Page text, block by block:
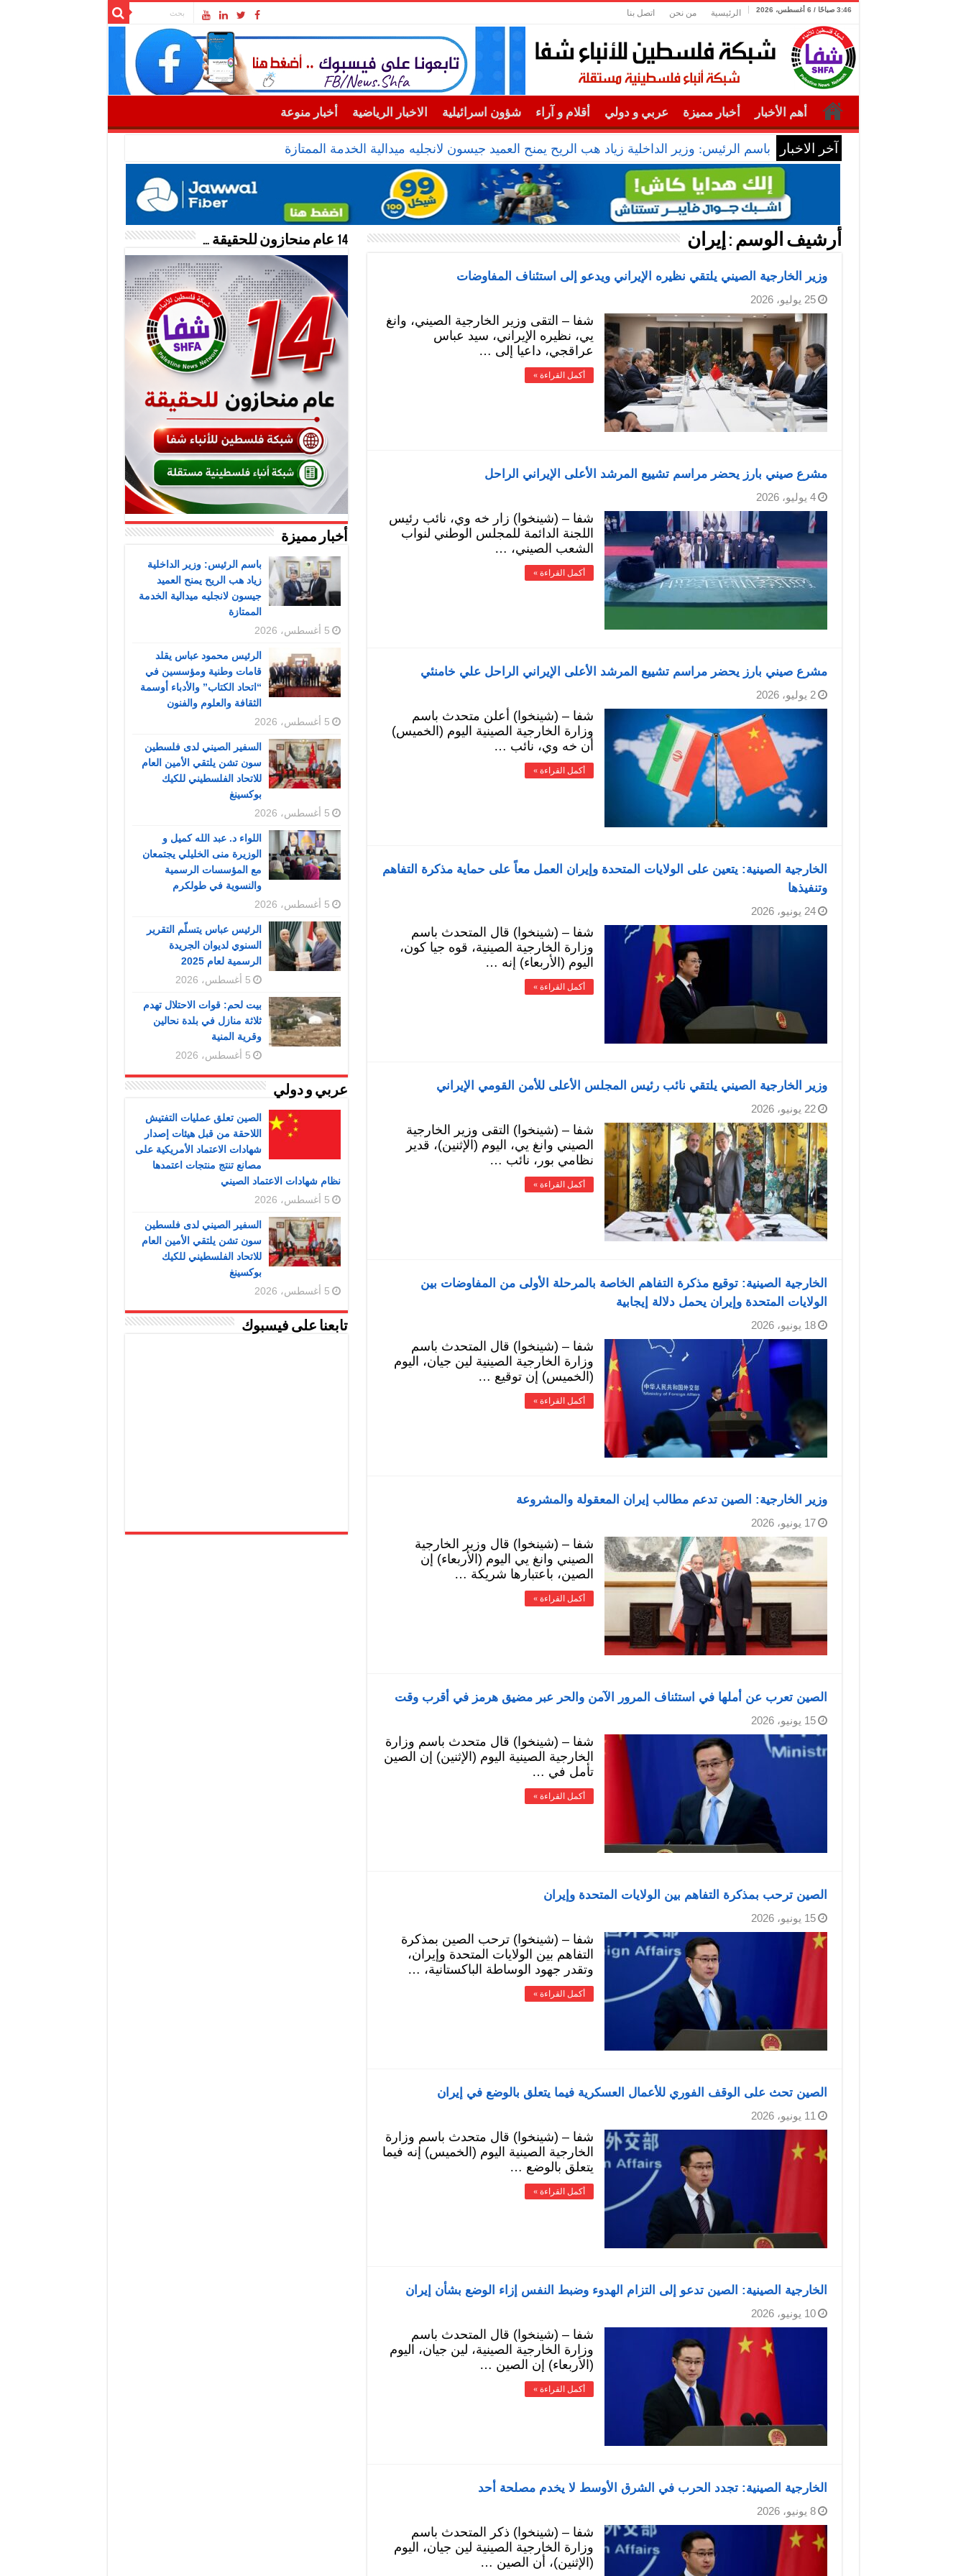
3:46 صباحًا / 6 أغسطس، 2026 الرئيسية من نحن اتصل بنا
أهم الأخبار أخبار مميزة عربي و دولي أقلام و آراء شؤون اسرائيلية الاخبار الرياضية أخبار منوعة
آخر الاخبار باسم الرئيس: وزير الداخلية زياد هب الريح يمنح العميد جيسون لانجليه ميدالية الخدمة الممتازة
أرشيف الوسم :إيران
وزير الخارجية الصيني يلتقي نظيره الإيراني ويدعو إلى استئناف المفاوضات
25 يوليو، 2026
شفا – التقى وزير الخارجية الصيني، وانغ
يي، نظيره الإيراني، سيد عباس
عراقجي، داعيا إلى …
أكمل القراءة »
مشرع صيني بارز يحضر مراسم تشييع المرشد الأعلى الإيراني الراحل
4 يوليو، 2026
شفا – (شينخوا) زار خه وي، نائب رئيس
اللجنة الدائمة للمجلس الوطني لنواب
الشعب الصيني، …
أكمل القراءة »
مشرع صيني بارز يحضر مراسم تشييع المرشد الأعلى الإيراني الراحل علي خامنئي
2 يوليو، 2026
شفا – (شينخوا) أعلن متحدث باسم
وزارة الخارجية الصينية اليوم (الخميس)
أن خه وي، نائب …
أكمل القراءة »
الخارجية الصينية: يتعين على الولايات المتحدة وإيران العمل معاً على حماية مذكرة التفاهم
وتنفيذها
24 يونيو، 2026
شفا – (شينخوا) قال المتحدث باسم
وزارة الخارجية الصينية، قوه جيا كون،
اليوم (الأربعاء) إنه …
أكمل القراءة »
وزير الخارجية الصيني يلتقي نائب رئيس المجلس الأعلى للأمن القومي الإيراني
22 يونيو، 2026
شفا – (شينخوا) التقى وزير الخارجية
الصيني وانغ يي، اليوم (الإثنين)، قدير
نظامي بور، نائب …
أكمل القراءة »
الخارجية الصينية: توقيع مذكرة التفاهم الخاصة بالمرحلة الأولى من المفاوضات بين
الولايات المتحدة وإيران يحمل دلالة إيجابية
18 يونيو، 2026
شفا – (شينخوا) قال المتحدث باسم
وزارة الخارجية الصينية لين جيان، اليوم
(الخميس) إن توقيع …
أكمل القراءة »
وزير الخارجية: الصين تدعم مطالب إيران المعقولة والمشروعة
17 يونيو، 2026
شفا – (شينخوا) قال وزير الخارجية
الصيني وانغ يي اليوم (الأربعاء) إن
الصين، باعتبارها شريكة …
أكمل القراءة »
الصين تعرب عن أملها في استئناف المرور الآمن والحر عبر مضيق هرمز في أقرب وقت
15 يونيو، 2026
شفا – (شينخوا) قال متحدث باسم وزارة
الخارجية الصينية اليوم (الإثنين) إن الصين
تأمل في …
أكمل القراءة »
الصين ترحب بمذكرة التفاهم بين الولايات المتحدة وإيران
15 يونيو، 2026
شفا – (شينخوا) ترحب الصين بمذكرة
التفاهم بين الولايات المتحدة وإيران،
وتقدر جهود الوساطة الباكستانية، …
أكمل القراءة »
الصين تحث على الوقف الفوري للأعمال العسكرية فيما يتعلق بالوضع في إيران
11 يونيو، 2026
شفا – (شينخوا) قال متحدث باسم وزارة
الخارجية الصينية اليوم (الخميس) إنه فيما
يتعلق بالوضع …
أكمل القراءة »
الخارجية الصينية: الصين تدعو إلى التزام الهدوء وضبط النفس إزاء الوضع بشأن إيران
10 يونيو، 2026
شفا – (شينخوا) قال المتحدث باسم
وزارة الخارجية الصينية، لين جيان، اليوم
(الأربعاء) إن الصين …
أكمل القراءة »
الخارجية الصينية: تجدد الحرب في الشرق الأوسط لا يخدم مصلحة أحد
8 يونيو، 2026
شفا – (شينخوا) ذكر المتحدث باسم
وزارة الخارجية الصينية لين جيان، اليوم
(الإثنين)، أن الصين …
14 عام منحازون للحقيقة …
أخبار مميزة
باسم الرئيس: وزير الداخلية
زياد هب الريح يمنح العميد
جيسون لانجليه ميدالية الخدمة
الممتازة
5 أغسطس، 2026
الرئيس محمود عباس يقلد
قامات وطنية ومؤسسين في
“اتحاد الكتاب” والأدباء أوسمة
الثقافة والعلوم والفنون
5 أغسطس، 2026
السفير الصيني لدى فلسطين
سون تشن يلتقي الأمين العام
للاتحاد الفلسطيني للكيك
بوكسينغ
5 أغسطس، 2026
اللواء د. عبد الله كميل و
الوزيرة منى الخليلي يجتمعان
مع المؤسسات الرسمية
والنسوية في طولكرم
5 أغسطس، 2026
الرئيس عباس يتسلّم التقرير
السنوي لديوان الجريدة
الرسمية لعام 2025
5 أغسطس، 2026
بيت لحم: قوات الاحتلال تهدم
ثلاثة منازل في بلدة نحالين
وقرية المنية
5 أغسطس، 2026
عربي و دولي
الصين تعلق عمليات التفتيش
اللاحقة من قبل هيئات إصدار
شهادات الاعتماد الأمريكية على
مصانع تنتج منتجات اعتمدها
نظام شهادات الاعتماد الصيني
5 أغسطس، 2026
السفير الصيني لدى فلسطين
سون تشن يلتقي الأمين العام
للاتحاد الفلسطيني للكيك
بوكسينغ
5 أغسطس، 2026
تابعنا على فيسبوك